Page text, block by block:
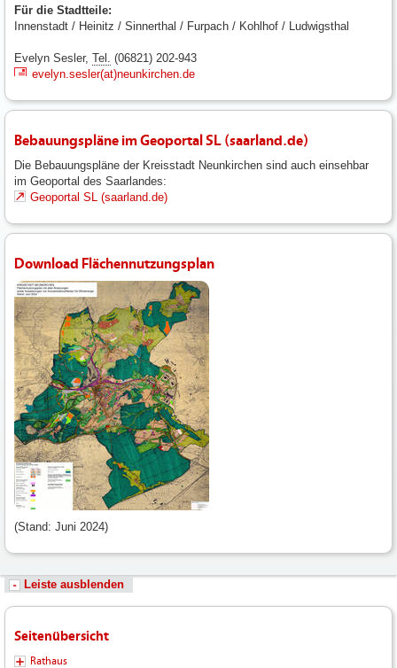
Für die Stadtteile:
Innenstadt / Heinitz / Sinnerthal / Furpach / Kohlhof / Ludwigsthal
Evelyn Sesler, Tel. (06821) 202-943
evelyn.sesler(at)neunkirchen.de
Bebauungspläne im Geoportal SL (saarland.de)
Die Bebauungspläne der Kreisstadt Neunkirchen sind auch einsehbar
im Geoportal des Saarlandes:
Geoportal SL (saarland.de)
Download Flächennutzungsplan
(Stand: Juni 2024)
Leiste ausblenden
Seitenübersicht
Rathaus